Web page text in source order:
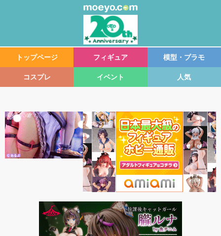
トップページ フィギュア 模型・プラモ
コスプレ イベント 人気